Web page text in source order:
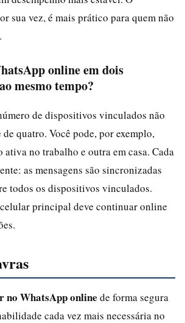
sua vez, é mais prático para quem não
online em dois
mesmo tempo?
de dispositivos vinculados não
quatro. Você pode, por exemplo,
ativa no trabalho e outra em casa. Cada
as mensagens são sincronizadas
todos os dispositivos vinculados.
principal deve continuar online
no WhatsApp online de forma segura
cada vez mais necessária no